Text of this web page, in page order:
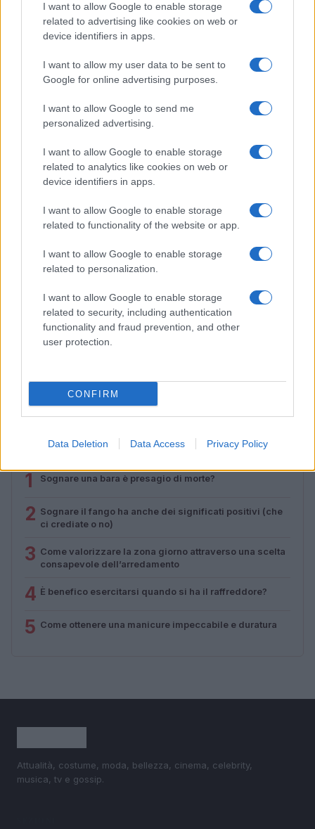
I want to allow Google to enable storage
related to advertising like cookies on web or
device identifiers in apps.
I want to allow my user data to be sent to
Google for online advertising purposes.
I want to allow Google to send me
personalized advertising.
I want to allow Google to enable storage
related to analytics like cookies on web or
device identifiers in apps.
I want to allow Google to enable storage
related to functionality of the website or app.
I want to allow Google to enable storage
related to personalization.
I want to allow Google to enable storage
related to security, including authentication
functionality and fraud prevention, and other
user protection.
CONFIRM
Data Deletion Data Access Privacy Policy
Rituali di energia femminile per autostima ed
equilibrio
Matteo Pellegrino · 7 Ago 2026
PIÙ LETTI
1 Sognare una bara è presagio di morte?
2 Sognare il fango ha anche dei significati positivi (che
ci crediate o no)
3 Come valorizzare la zona giorno attraverso una scelta
consapevole dell’arredamento
4 È benefico esercitarsi quando si ha il raffreddore?
5 Come ottenere una manicure impeccabile e duratura
Attualità, costume, moda, bellezza, cinema, celebrity,
musica, tv e gossip.